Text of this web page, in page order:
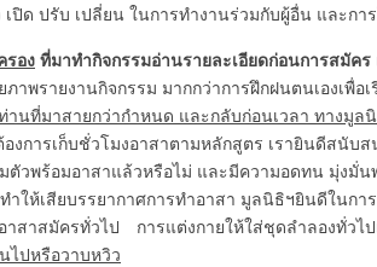
เปิด ปรับ เปลี่ยน ในการทำงานร่วมกับผู้อื่น และ
รองที่มาทำกิจกรรมอ่านรายละเอียดก่อนการสมัคร
าพรายงานกิจกรรม มากกว่าการฝึกฝนตนเองเพื่
านที่มาสายกว่ากำหนด และกลับก่อนเวลา ทางมูล
งการเก็บชั่วโมงอาสาตามหลักสูตร เรายินดีสนับ
ตัวพร้อมอาสาแล้วหรือไม่ และมีความอดทน มุ่งมั่น
ำให้เสียบรรยากาศการทำอาสา มูลนิธิฯยินดีในก
าสาสมัครทั่วไป การแต่งกายให้ใส่ชุดลำลองทั่วไ
ไปหรือวาบหวิว